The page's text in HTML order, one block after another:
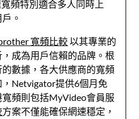
頻特別適合多人同時上
。
寬頻比較以其專業的
成為用戶信賴的品牌。根
數據，各大供應商的寬頻
Netvigator提供6個月免
頻則包括MyVideo會員服
方案不僅能確保網速穩定，